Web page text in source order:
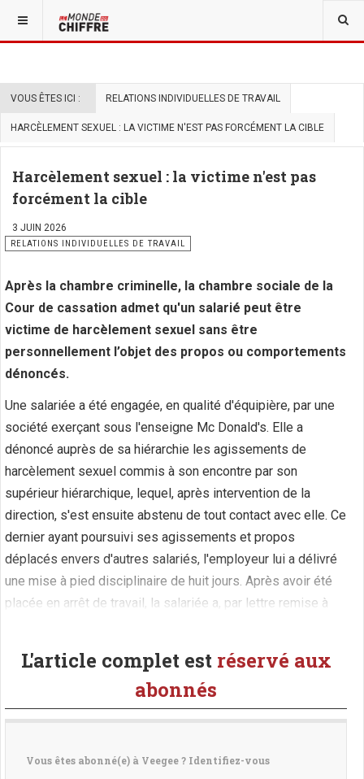
VOUS ÊTES ICI : RELATIONS INDIVIDUELLES DE TRAVAIL
HARCÈLEMENT SEXUEL : LA VICTIME N'EST PAS FORCÉMENT LA CIBLE
Harcèlement sexuel : la victime n'est pas
forcément la cible
3 JUIN 2026
RELATIONS INDIVIDUELLES DE TRAVAIL
Après la chambre criminelle, la chambre sociale de la
Cour de cassation admet qu'un salarié peut être
victime de harcèlement sexuel sans être
personnellement l’objet des propos ou comportements
dénoncés.
Une salariée a été engagée, en qualité d'équipière, par une
société exerçant sous l'enseigne Mc Donald's. Elle a
dénoncé auprès de sa hiérarchie les agissements de
harcèlement sexuel commis à son encontre par son
supérieur hiérarchique, lequel, après intervention de la
direction, s'est ensuite abstenu de tout contact avec elle. Ce
dernier ayant poursuivi ses agissements et propos
déplacés envers d'autres salariés, l'employeur lui a délivré
une mise à pied disciplinaire de huit jours. Après avoir été
placée en arrêt de travail, la salariée a, par lettre remise à
L'article complet est réservé aux
abonnés
Vous êtes abonné(e) à Veegee ? Identifiez-vous